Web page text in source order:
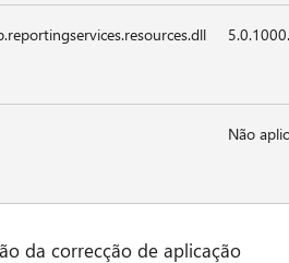
Não
da correcção de aplicação